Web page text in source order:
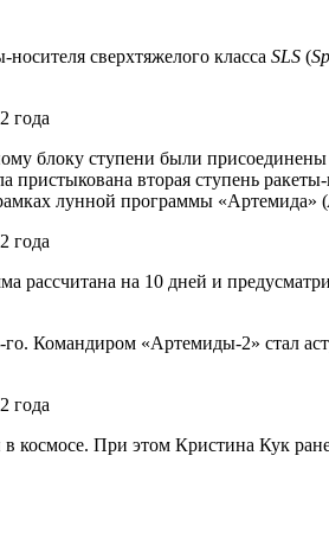
сверхтяжелого класса SLS (
блоку ступени были
вторая ступень
лунной программы «Артемида» (
рассчитана на 10 дней и
Командиром «Артемиды-2» стал
космосе. При этом Кристина Кук